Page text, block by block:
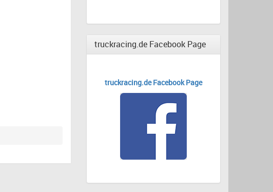
truckracing.de Facebook Page
truckracing.de Facebook Page